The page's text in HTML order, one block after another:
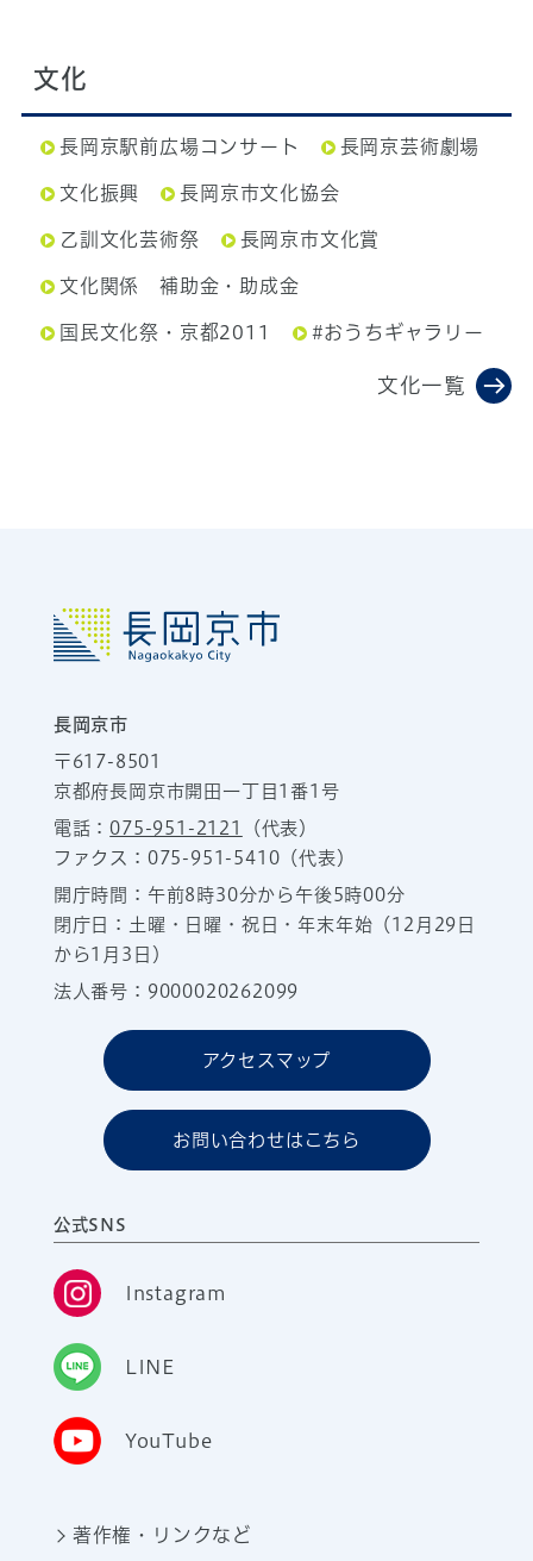
文化
長岡京駅前広場コンサート 長岡京芸術劇場
文化振興 長岡京市文化協会
乙訓文化芸術祭 長岡京市文化賞
文化関係 補助金・助成金
国民文化祭・京都2011 #おうちギャラリー
文化一覧
長岡京市
〒617-8501
京都府長岡京市開田一丁目1番1号
電話：075-951-2121
（代表）
ファクス：075-951-5410（代表）
開庁時間：午前8時30分から午後5時00分
閉庁日：土曜・日曜・祝日・年末年始（12月29日
から1月3日）
法人番号：9000020262099
アクセスマップ
お問い合わせはこちら
公式SNS
Instagram
LINE
YouTube
著作権・リンクなど